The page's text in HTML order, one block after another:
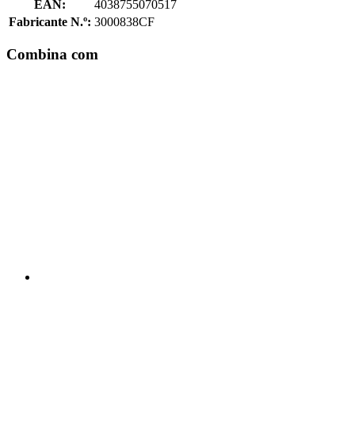
EAN:
4038755070517
Fabricante N.º: 3000838CF
Combina com